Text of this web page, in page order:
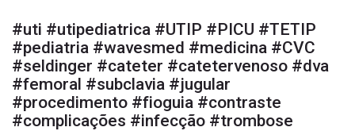
#uti #utipediatrica #UTIP #PICU #TETIP
#pediatria #wavesmed #medicina #CVC
#seldinger #cateter #catetervenoso #dva
#femoral #subclavia #jugular
#procedimento #fioguia #contraste
#complicações #infecção #trombose